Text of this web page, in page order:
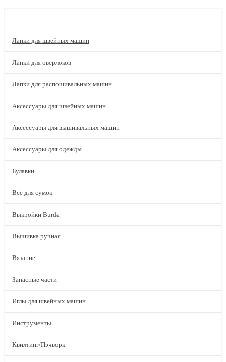
Лапки для швейных машин
Лапки для оверлоков
Лапки для распошивальных машин
Аксессуары для швейных машин
Аксессуары для вышивальных машин
Аксессуары для одежды
Булавки
Всё для сумок
Выкройки Burda
Вышивка ручная
Вязание
Запасные части
Иглы для швейных машин
Инструменты
Квилтинг/Пэчворк